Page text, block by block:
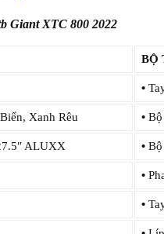
Giant XTC 800 2022
BỘ
•
Xanh Rêu •Bộ
ALUXX •Bộ
•
•